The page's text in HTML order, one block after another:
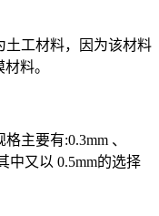
土工材料，因为该材料
料。
主要有:0.3mm 、
中又以 0.5mm的选择